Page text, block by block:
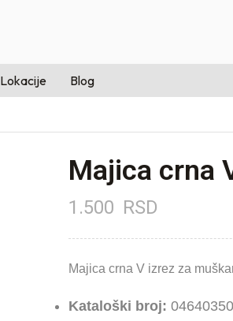
Lokacije Blog
Majica crna
1.500 RSD
Majica crna V izrez za
Kataloški broj: